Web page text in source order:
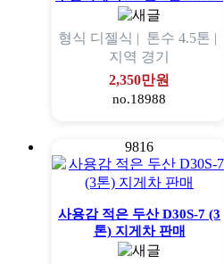
형식 디젤식 | 톤수 4.5톤 |
지역 경기
2,350만원
no.18988
9816
사용감 적은 두산 D30S-7 (3
톤) 지게차 판매